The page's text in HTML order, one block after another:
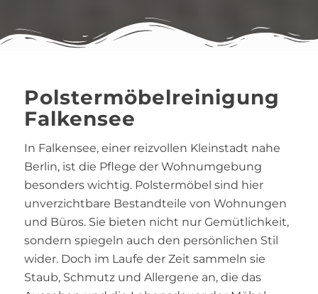
Polstermöbelreinigung
Falkensee
In Falkensee, einer reizvollen Kleinstadt nahe
Berlin, ist die Pflege der Wohnumgebung
besonders wichtig. Polstermöbel sind hier
unverzichtbare Bestandteile von Wohnungen
und Büros. Sie bieten nicht nur Gemütlichkeit,
sondern spiegeln auch den persönlichen Stil
wider. Doch im Laufe der Zeit sammeln sie
Staub, Schmutz und Allergene an, die das